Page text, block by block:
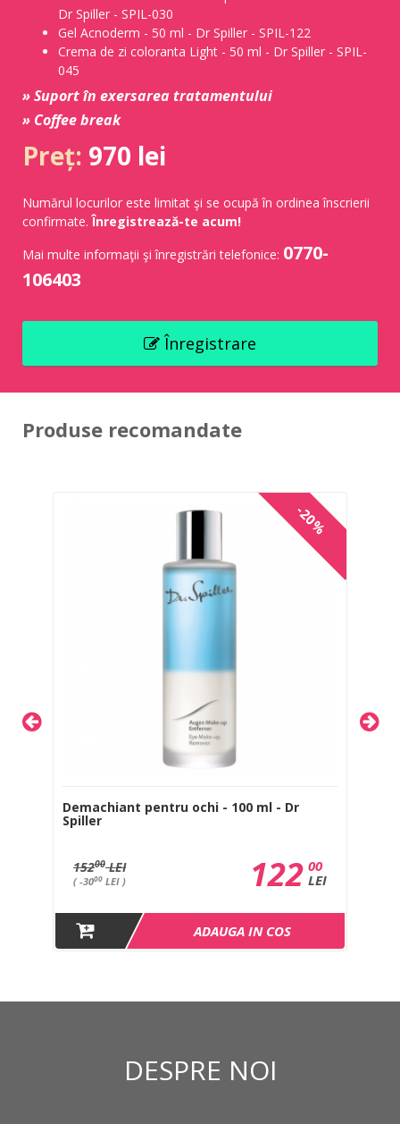
Dr Spiller - SPIL-030
Gel Acnoderm - 50 ml - Dr Spiller - SPIL-122
Crema de zi coloranta Light - 50 ml - Dr Spiller - SPIL-
045
» Suport în exersarea tratamentului
» Coffee break
Preț: 970 lei
Numărul locurilor este limitat şi se ocupă în ordinea înscrierii
confirmate.Înregistrează-te acum!
Mai multe informaţii şi înregistrări telefonice: 0770-
106403
Înregistrare
Produse recomandate
-20%
Demachiant pentru ochi - 100 ml - Dr
Spiller
15200LEI
( -3000 LEI )
00
LEI
122
ADAUGA IN COS
DESPRE NOI